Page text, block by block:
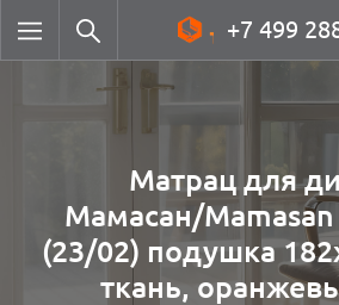
+7 499
Матрац для
Мамасан/
(23/02) подушка
ткань,